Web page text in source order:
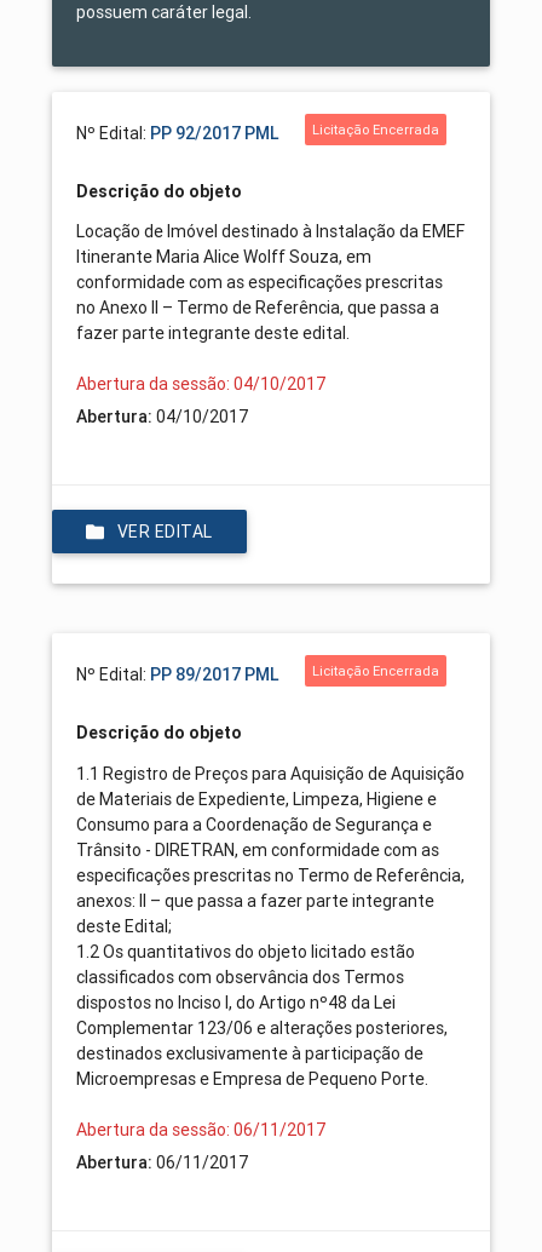
possuem caráter legal.
Nº Edital: PP 92/2017 PML Licitação Encerrada
Descrição do objeto
Locação de Imóvel destinado à Instalação da EMEF
Itinerante Maria Alice Wolff Souza, em
conformidade com as especificações prescritas
no Anexo II – Termo de Referência, que passa a
fazer parte integrante deste edital.
Abertura da sessão: 04/10/2017
Abertura: 04/10/2017
VER EDITAL
Nº Edital: PP 89/2017 PML Licitação Encerrada
Descrição do objeto
1.1 Registro de Preços para Aquisição de Aquisição
de Materiais de Expediente, Limpeza, Higiene e
Consumo para a Coordenação de Segurança e
Trânsito - DIRETRAN, em conformidade com as
especificações prescritas no Termo de Referência,
anexos: II – que passa a fazer parte integrante
deste Edital;
1.2 Os quantitativos do objeto licitado estão
classificados com observância dos Termos
dispostos no Inciso I, do Artigo nº48 da Lei
Complementar 123/06 e alterações posteriores,
destinados exclusivamente à participação de
Microempresas e Empresa de Pequeno Porte.
Abertura da sessão: 06/11/2017
Abertura: 06/11/2017